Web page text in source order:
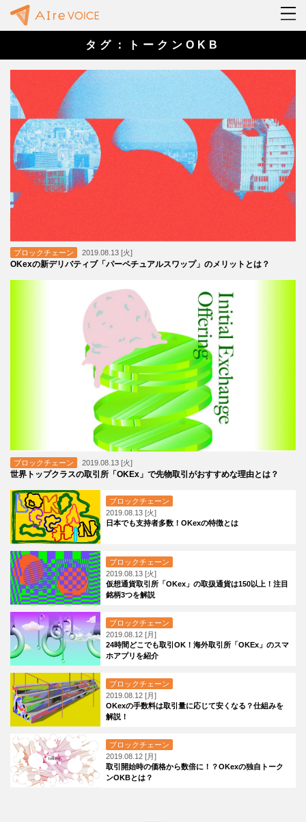
タグ：トークンOKB
ブロックチェーン 2019.08.13 [火]
OKexの新デリバティブ「パーペチュアルスワップ」のメリットとは？
ブロックチェーン 2019.08.13 [火]
世界トップクラスの取引所「OKEx」で先物取引がおすすめな理由とは？
ブロックチェーン
2019.08.13 [火]
日本でも支持者多数！OKexの特徴とは
ブロックチェーン
2019.08.13 [火]
仮想通貨取引所「OKex」の取扱通貨は150以上！注目
銘柄3つを解説
ブロックチェーン
2019.08.12 [月]
24時間どこでも取引OK！海外取引所「OKEx」のスマ
ホアプリを紹介
ブロックチェーン
2019.08.12 [月]
OKexの手数料は取引量に応じて安くなる？仕組みを
解説！
ブロックチェーン
2019.08.12 [月]
取引開始時の価格から数倍に！？OKexの独自トーク
ンOKBとは？